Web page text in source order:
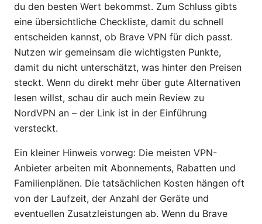
du den besten Wert bekommst. Zum Schluss gibts
eine übersichtliche Checkliste, damit du schnell
entscheiden kannst, ob Brave VPN für dich passt.
Nutzen wir gemeinsam die wichtigsten Punkte,
damit du nicht unterschätzt, was hinter den Preisen
steckt. Wenn du direkt mehr über gute Alternativen
lesen willst, schau dir auch mein Review zu
NordVPN an – der Link ist in der Einführung
versteckt.
Ein kleiner Hinweis vorweg: Die meisten VPN-
Anbieter arbeiten mit Abonnements, Rabatten und
Familienplänen. Die tatsächlichen Kosten hängen oft
von der Laufzeit, der Anzahl der Geräte und
eventuellen Zusatzleistungen ab. Wenn du Brave